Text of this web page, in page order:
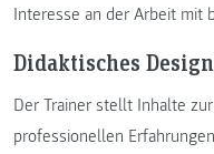
Interesse an der Arbeit mit
Didaktisches Design
Der Trainer stellt Inhalte
professionellen